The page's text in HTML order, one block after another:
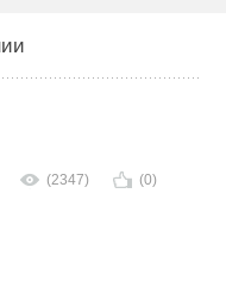
(2347) (0)